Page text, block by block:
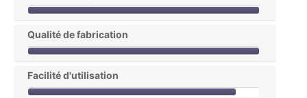
Qualité de fabrication
Facilité d'utilisation